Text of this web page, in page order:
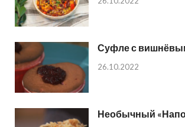
Суфле с
26.10.2022
Необычный